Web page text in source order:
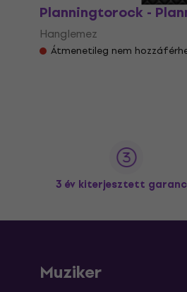
Planningtorock -
Hanglemez
Átmenetileg nem
3 év kiterjesztett
Muziker